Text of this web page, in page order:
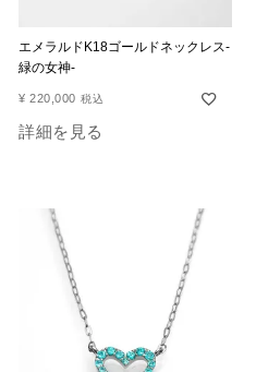
エメラルドK18ゴールドネックレス-
緑の女神-
¥ 220,000 税込
詳細を見る